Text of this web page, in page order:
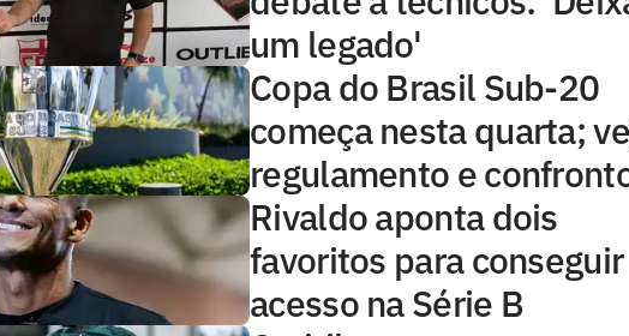
um legado'
Copa do Brasil Sub-20
começa nesta quarta;
regulamento e
Rivaldo aponta dois
favoritos para conseguir
acesso na Série B